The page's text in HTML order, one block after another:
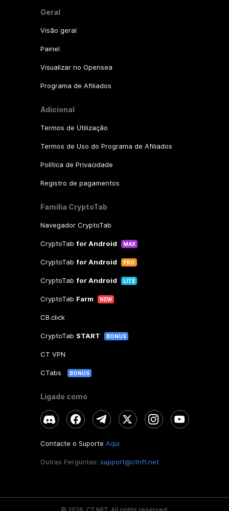
Geral
Visão geral
Painel
Visualizar no Opensea
Programa de Afiliados
Adicional
Termos de Utilização
Termos de Uso do Programa de Afiliados
Política de Privacidade
Registro de pagamentos
Família CryptoTab
Navegador CryptoTab
CryptoTab for Android MAX
CryptoTab for Android PRO
CryptoTab for Android LITE
CryptoTab Farm NEW
CB.click
CryptoTab START BONUS
CT VPN
CTabs BONUS
Ligado como
Contacte o Suporte Aqui
Outras Perguntas: support@ctnft.net